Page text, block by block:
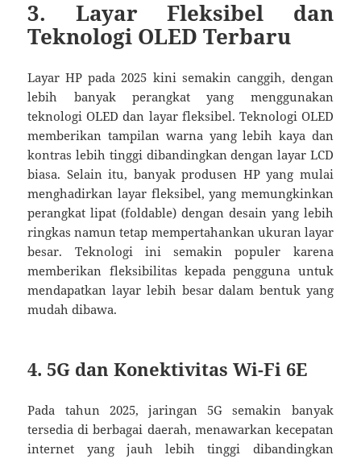
3. Layar Fleksibel dan
Teknologi OLED Terbaru
Layar HP pada 2025 kini semakin canggih, dengan
lebih banyak perangkat yang menggunakan
teknologi OLED dan layar fleksibel. Teknologi OLED
memberikan tampilan warna yang lebih kaya dan
kontras lebih tinggi dibandingkan dengan layar LCD
biasa. Selain itu, banyak produsen HP yang mulai
menghadirkan layar fleksibel, yang memungkinkan
perangkat lipat (foldable) dengan desain yang lebih
ringkas namun tetap mempertahankan ukuran layar
besar. Teknologi ini semakin populer karena
memberikan fleksibilitas kepada pengguna untuk
mendapatkan layar lebih besar dalam bentuk yang
mudah dibawa.
4. 5G dan Konektivitas Wi-Fi 6E
Pada tahun 2025, jaringan 5G semakin banyak
tersedia di berbagai daerah, menawarkan kecepatan
internet yang jauh lebih tinggi dibandingkan